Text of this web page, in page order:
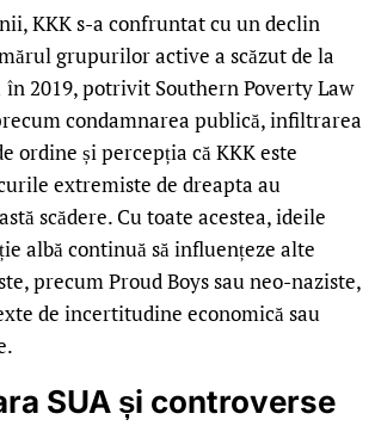
KKK s-a confruntat cu un declin
grupurilor active a scăzut de la
în 2019, potrivit Southern Poverty Law
condamnarea publică, infiltrarea
ordine și percepția că KKK este
extremiste de dreapta au
scădere. Cu toate acestea, ideile
albă continuă să influențeze alte
precum Proud Boys sau neo-naziste,
de incertitudine economică sau
SUA și controverse